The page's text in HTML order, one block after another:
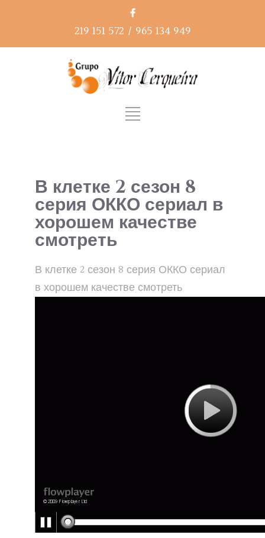
219 151 572 / 965 134 949
В клетке 2 сезон 8
серия ОККО сериал в
хорошем качестве
смотреть
В клетке 2 сезон 8 серия ОККО сериал
в хорошем качестве смотреть